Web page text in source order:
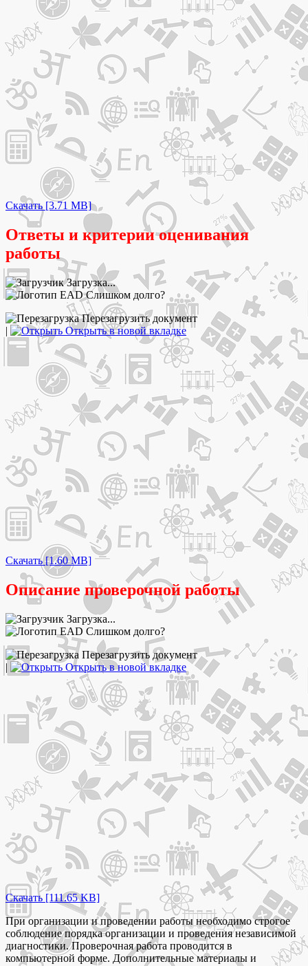
Скачать [3.71 MB]
Ответы и критерии оценивания
работы
Загрузка...
Слишком долго?
Перезагрузить документ
|
Открыть в новой вкладке
Скачать [1.60 MB]
Описание проверочной работы
Загрузка...
Слишком долго?
Перезагрузить документ
|
Открыть в новой вкладке
Скачать [111.65 KB]
При организации и проведении работы необходимо строгое
соблюдение порядка организации и проведения независимой
диагностики. Проверочная работа проводится в
компьютерной форме. Дополнительные материалы и